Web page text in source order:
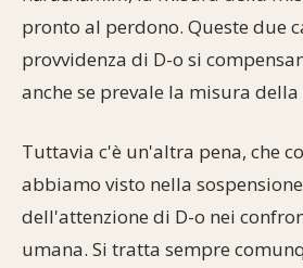
pronto al perdono. Queste due
provvidenza di D-o si
anche se prevale la misura
Tuttavia c'è un'altra pena, che
abbiamo visto nella
dell'attenzione di D-o nei
umana. Si tratta sempre